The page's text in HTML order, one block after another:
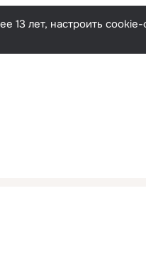
13 лет, настроить